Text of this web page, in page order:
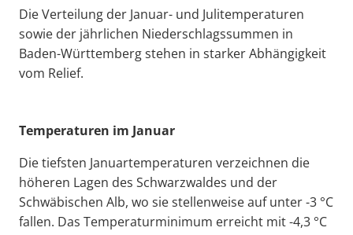
Die Verteilung der Januar- und Julitemperaturen
sowie der jährlichen Niederschlagssummen in
Baden-Württemberg stehen in starker Abhängigkeit
vom Relief.
Temperaturen im Januar
Die tiefsten Januartemperaturen verzeichnen die
höheren Lagen des Schwarzwaldes und der
Schwäbischen Alb, wo sie stellenweise auf unter -3 °C
fallen. Das Temperaturminimum erreicht mit -4,3 °C